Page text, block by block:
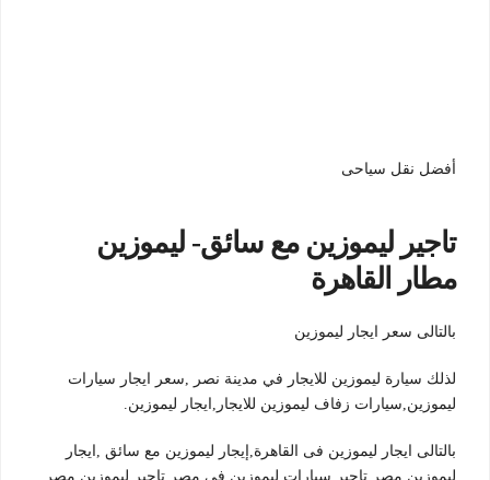
أفضل نقل سياحى
تاجير ليموزين مع سائق- ليموزين
مطار القاهرة
بالتالى سعر ايجار ليموزين
لذلك سيارة ليموزين للايجار في مدينة نصر ,سعر ايجار سيارات
ليموزين,سيارات زفاف ليموزين للايجار,ايجار ليموزين.
بالتالى ايجار ليموزين فى القاهرة,إيجار ليموزين مع سائق ,ايجار
ليموزين مصر تاجير سيارات ليموزين فى مصر تاجير ليموزين مصر